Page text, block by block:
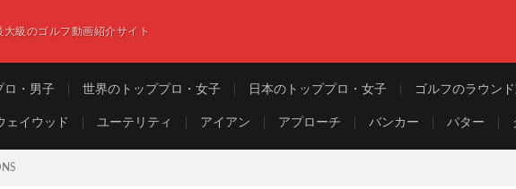
大級のゴルフ動画紹介サイト
ロ・男子 世界のトッププロ・女子 日本のトッププロ・女子 ゴルフのラウン
ェイウッド ユーテリティ アイアン アプローチ バンカー パター